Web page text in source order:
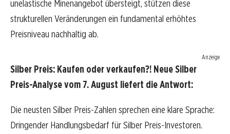
unelastische Minenangebot übersteigt, stützen diese
strukturellen Veränderungen ein fundamental erhöhtes
Preisniveau nachhaltig ab.
Anzeige
Silber Preis: Kaufen oder verkaufen?! Neue Silber
Preis-Analyse vom 7. August liefert die Antwort:
Die neusten Silber Preis-Zahlen sprechen eine klare Sprache:
Dringender Handlungsbedarf für Silber Preis-Investoren.